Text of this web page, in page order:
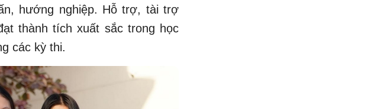
hướng nghiệp. Hỗ trợ, tài trợ
thành tích xuất sắc trong học
các kỳ thi.